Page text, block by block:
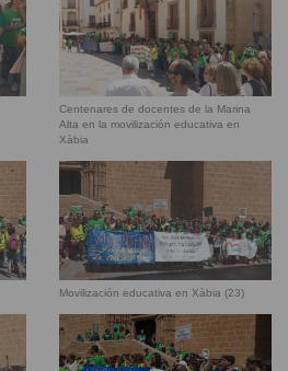
Centenares de docentes de la Marina
Alta en la movilización educativa en
Xàbia
Movilización educativa en Xàbia (23)